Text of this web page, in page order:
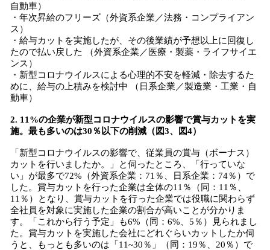
自動車）
・年次昇給のフリーズ（外資系企業／法務・コンプライアン
ス）
・給与カットを実施したが、その後業績が予想以上に回復し
たので払い戻した （外資系企業／医療・製薬・ライフサイエ
ンス）
・新型コロナウイルスによる心理的不安を軽減・除去するた
めに、給与の上積みを検討中 （日系企業／製造業・工業・自
動車）
2. 11%の企業が新型コロナウイルスの影響で賞与カットを実
施。最も多いのは30％以下の削減（図3、図4）
「新型コロナウイルスの影響で、従業員の賞与（ボーナス）
カットを行いましたか。」と伺ったところ、「行っていな
い」が最多で72%（外資系企業：71％、日系企業：74％）で
した。賞与カットを行った企業は全体の11％（同：11％、
11％）となり、賞与カットを行った企業では役職に関わらず
全社員を対象に実施した企業の割合が高いことが分かりま
す。「これから行う予定」も6%（同：6%、5％）見られまし
た。賞与カットを実施した会社にどれぐらいカットしたか伺
うと、もっとも多いのは「11~30％」（同：19％、20％）で